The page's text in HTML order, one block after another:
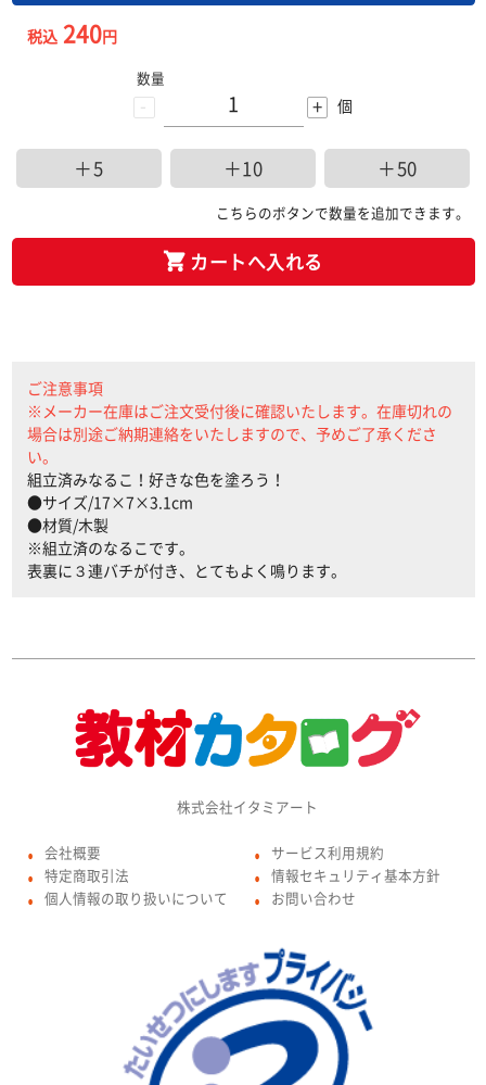
税込240円
-
数量
+ 個
＋5 ＋10 ＋50
こちらのボタンで数量を追加できます。
カートへ入れる
ご注意事項
※メーカー在庫はご注文受付後に確認いたします。在庫切れの
場合は別途ご納期連絡をいたしますので、予めご了承くださ
い。
組立済みなるこ！好きな色を塗ろう！
●サイズ/17×7×3.1cm
●材質/木製
※組立済のなるこです。
表裏に３連バチが付き、とてもよく鳴ります。
株式会社イタミアート
● 会社概要
● 特定商取引法
● 個人情報の取り扱いについて
● サービス利用規約
● 情報セキュリティ基本方針
● お問い合わせ